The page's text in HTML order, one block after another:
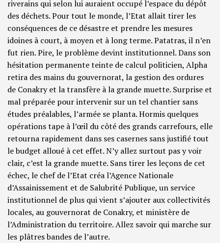
riverains qui selon lui auraient occupé l’espace du dépôt
des déchets. Pour tout le monde, l’Etat allait tirer les
conséquences de ce désastre et prendre les mesures
idoines à court, à moyen et à long terme. Patatras, il n’en
fut rien. Pire, le problème devint institutionnel. Dans son
hésitation permanente teinte de calcul politicien, Alpha
retira des mains du gouvernorat, la gestion des ordures
de Conakry et la transfère à la grande muette. Surprise et
mal préparée pour intervenir sur un tel chantier sans
études préalables, l’armée se planta. Hormis quelques
opérations tape à l’œil du côté des grands carrefours, elle
retourna rapidement dans ses casernes sans justifié tout
le budget alloué à cet effet. N’y allez surtout pas y voir
clair, c’est la grande muette. Sans tirer les leçons de cet
échec, le chef de l’Etat créa l’Agence Nationale
d’Assainissement et de Salubrité Publique, un service
institutionnel de plus qui vient s’ajouter aux collectivités
locales, au gouvernorat de Conakry, et ministère de
l’Administration du territoire. Allez savoir qui marche sur
les plâtres bandes de l’autre.